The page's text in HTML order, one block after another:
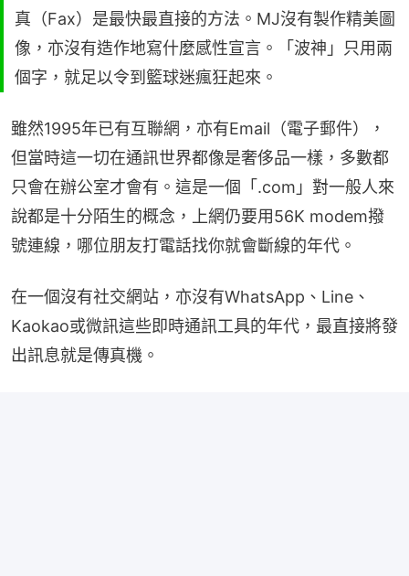
真（Fax）是最快最直接的方法。MJ沒有製作精美圖
像，亦沒有造作地寫什麼感性宣言。「波神」只用兩
個字，就足以令到籃球迷瘋狂起來。
雖然1995年已有互聯網，亦有Email（電子郵件），
但當時這一切在通訊世界都像是奢侈品一樣，多數都
只會在辦公室才會有。這是一個「.com」對一般人來
說都是十分陌生的概念，上網仍要用56K modem撥
號連線，哪位朋友打電話找你就會斷線的年代。
在一個沒有社交網站，亦沒有WhatsApp、Line、
Kaokao或微訊這些即時通訊工具的年代，最直接將發
出訊息就是傳真機。